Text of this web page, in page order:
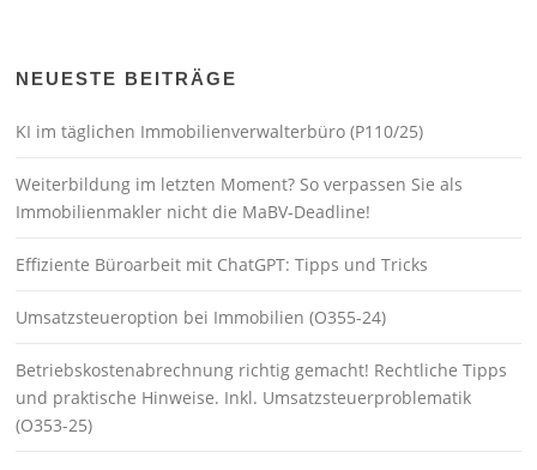
NEUESTE BEITRÄGE
KI im täglichen Immobilienverwalterbüro (P110/25)
Weiterbildung im letzten Moment? So verpassen Sie als
Immobilienmakler nicht die MaBV-Deadline!
Effiziente Büroarbeit mit ChatGPT: Tipps und Tricks
Umsatzsteueroption bei Immobilien (O355-24)
Betriebskostenabrechnung richtig gemacht! Rechtliche Tipps
und praktische Hinweise. Inkl. Umsatzsteuerproblematik
(O353-25)